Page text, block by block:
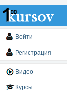
Войти
Регистрация
Видео
Курсы